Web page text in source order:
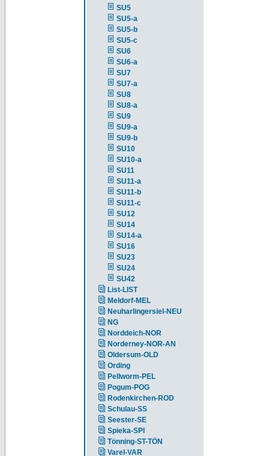
SU5
SU5-a
SU5-b
SU5-c
SU6
SU6-a
SU7
SU7-a
SU8
SU8-a
SU9
SU9-a
SU9-b
SU10
SU10-a
SU11
SU11-a
SU11-b
SU11-c
SU12
SU14
SU14-a
SU16
SU23
SU24
SU42
List-LIST
Meldorf-MEL
Neuharlingersiel-NEU
NG
Norddeich-NOR
Norderney-NOR-AN
Oldersum-OLD
Ording
Pellworm-PEL
Pogum-POG
Rodenkirchen-ROD
Schulau-SS
Seester-SE
Spieka-SPI
Tönning-ST-TÖN
Varel-VAR